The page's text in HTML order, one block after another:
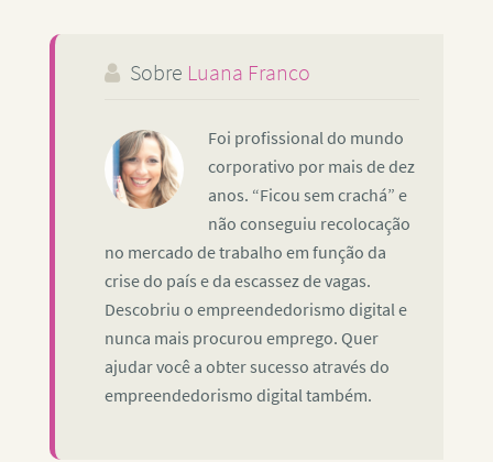
Sobre Luana Franco
Foi profissional do mundo
corporativo por mais de dez
anos. “Ficou sem crachá” e
não conseguiu recolocação
no mercado de trabalho em função da
crise do país e da escassez de vagas.
Descobriu o empreendedorismo digital e
nunca mais procurou emprego. Quer
ajudar você a obter sucesso através do
empreendedorismo digital também.